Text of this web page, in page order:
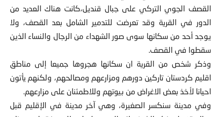
القصف الجوي التركي على جبال قنديل،كانت هناك العديد من
الدور في القرية وقد تعرضت للتدمير الشامل بعد القصف، ولا
يوجد أحد من سكانها سوى صور الشهداء من الرجال والنساء الذين
سقطوا في القصف.
وذكر شخص من القرية ان سكانها هجروها جميعا إلى مناطق
اقليم كردستان تاركين دورهم ومزارعهم ومصالحهم، ولكنهم يأتون
احيانا لأخذ بعض الاغراض من بيوتهم وللاطمئنان على مزارعهم.
وفي مدينة سنكسر الصغيرة، وهي آخر مدينة في الإقليم قبل